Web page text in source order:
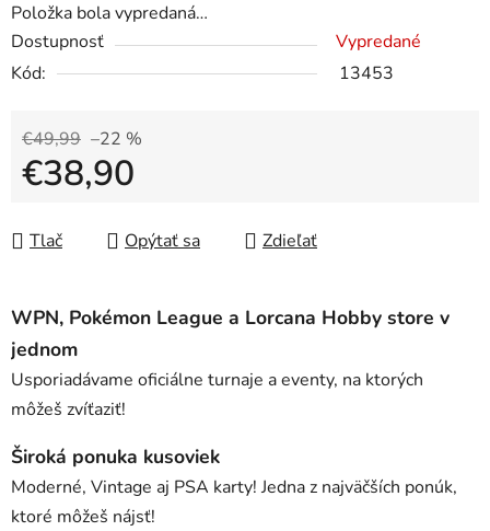
Položka bola vypredaná…
Dostupnosť
Vypredané
Kód:
13453
€49,99 –22 %
€38,90
Tlač
Opýtať sa Zdieľať
WPN, Pokémon League a Lorcana Hobby store v
jednom
Usporiadávame oficiálne turnaje a eventy, na ktorých
môžeš zvíťaziť!
Široká ponuka kusoviek
Moderné, Vintage aj PSA karty! Jedna z najväčších ponúk,
ktoré môžeš nájsť!